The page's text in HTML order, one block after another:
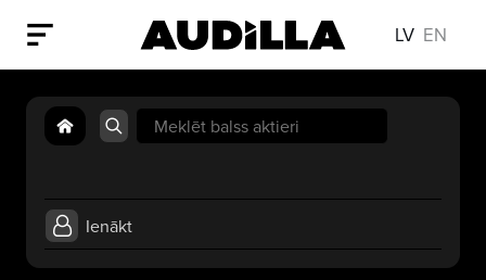
LV EN
Search
for:
Ienākt